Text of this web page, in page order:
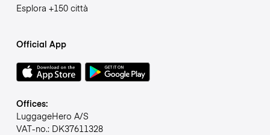
Esplora +150 città
Official App
Offices:
LuggageHero A/S
VAT-no.: DK37611328